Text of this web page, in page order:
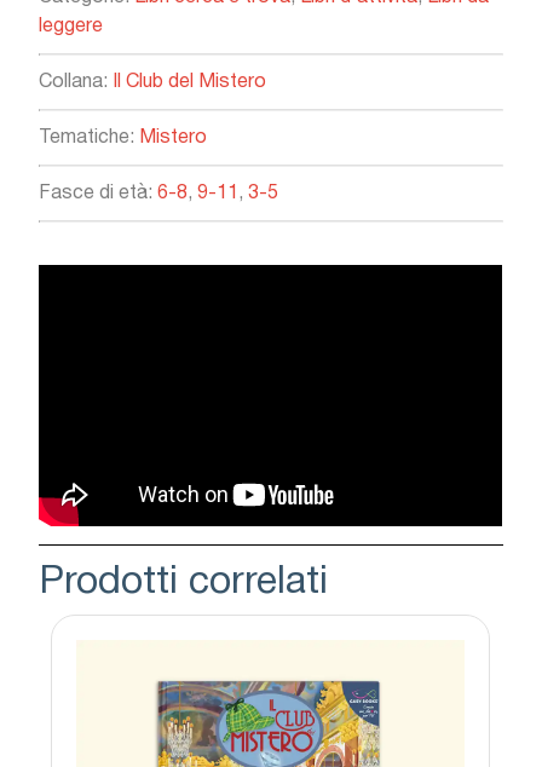
leggere
Collana: Il Club del Mistero
Tematiche: Mistero
Fasce di età:6-8,9-11 ,3-5
Prodotti correlati